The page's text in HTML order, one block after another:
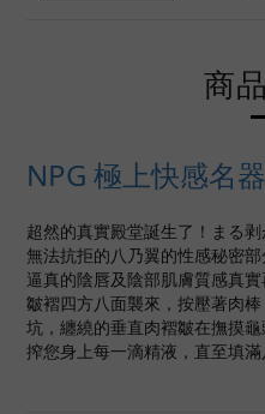
商
NPG 極上快感名
超然的真實殿堂誕生了！まる
無法抗拒的八乃翼的性感秘密部
逼真的陰唇及陰部肌膚質感真
皺褶四方八面襲來，按壓著肉
坑，纏繞的垂直肉褶皺在撫摸
搾您身上每一滴精液，直至填滿